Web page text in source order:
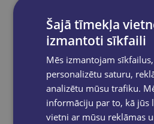
Valoda:
Ražotājs:
Vāku tips:
Lpp.:
Šajā tīmekļa
izmantoti sīkfaili
Mēs izmantojam
personalizētu saturu,
analizētu mūsu trafiku.
informāciju par to, kā jūs
vietni ar mūsu reklāmas